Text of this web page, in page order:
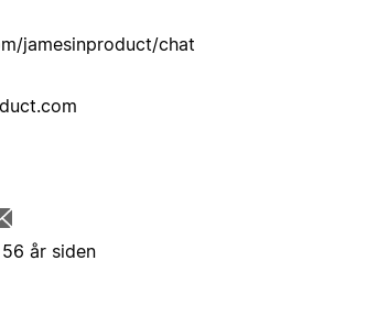
jamesinproduct/chat
år siden